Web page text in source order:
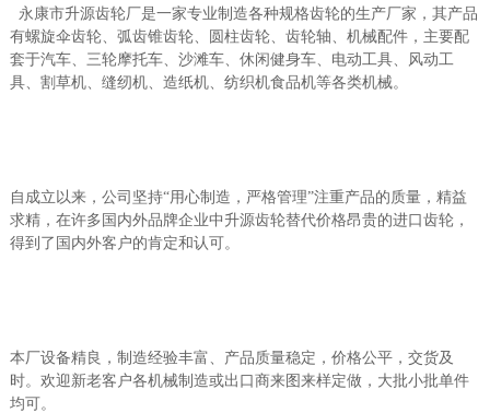
永康市升源齿轮厂是一家专业制造各种规格齿轮的生产厂家，其产品
有螺旋伞齿轮、弧齿锥齿轮、圆柱齿轮、齿轮轴、机械配件，主要配
套于汽车、三轮摩托车、沙滩车、休闲健身车、电动工具、风动工
具、割草机、缝纫机、造纸机、纺织机食品机等各类机械。
自成立以来，公司坚持“用心制造，严格管理”注重产品的质量，精益
求精，在许多国内外品牌企业中升源齿轮替代价格昂贵的进口齿轮，
得到了国内外客户的肯定和认可。
本厂设备精良，制造经验丰富、产品质量稳定，价格公平，交货及
时。欢迎新老客户各机械制造或出口商来图来样定做，大批小批单件
均可。